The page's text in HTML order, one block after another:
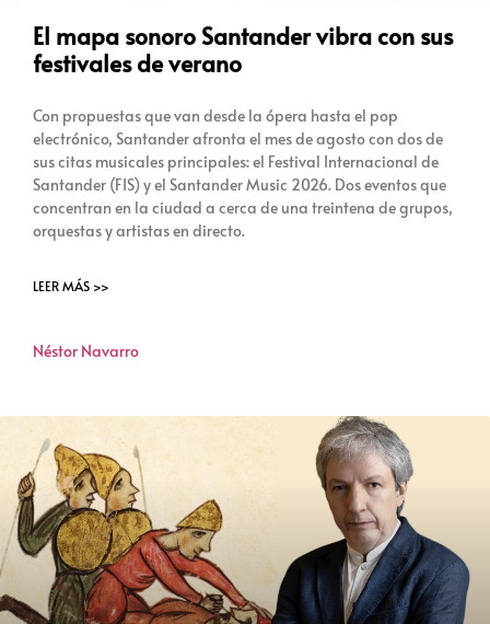
El mapa sonoro Santander vibra con sus
festivales de verano
Con propuestas que van desde la ópera hasta el pop
electrónico, Santander afronta el mes de agosto con dos de
sus citas musicales principales: el Festival Internacional de
Santander (FIS) y el Santander Music 2026. Dos eventos que
concentran en la ciudad a cerca de una treintena de grupos,
orquestas y artistas en directo.
LEER MÁS >>
Néstor Navarro